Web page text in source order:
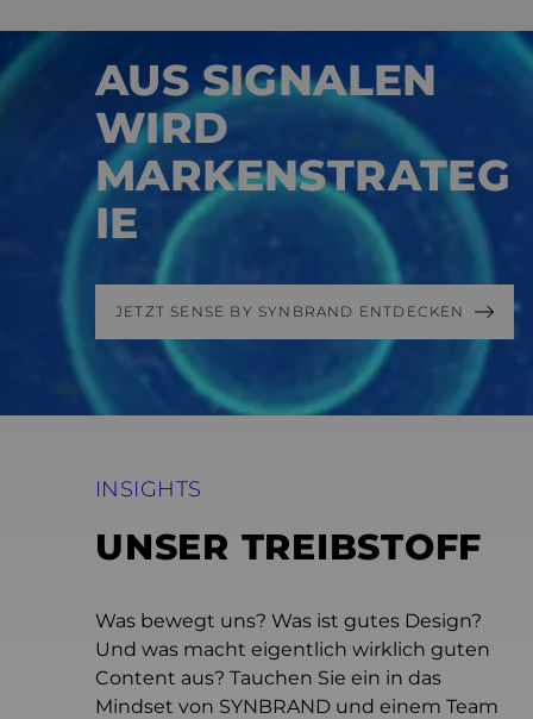
AUS SIGNALEN
WIRD
MARKENSTRATEG
IE
JETZT SENSE BY SYNBRAND ENTDECKEN
INSIGHTS
UNSER TREIBSTOFF
Was bewegt uns? Was ist gutes Design?
Und was macht eigentlich wirklich guten
Content aus? Tauchen Sie ein in das
Mindset von SYNBRAND und einem Team